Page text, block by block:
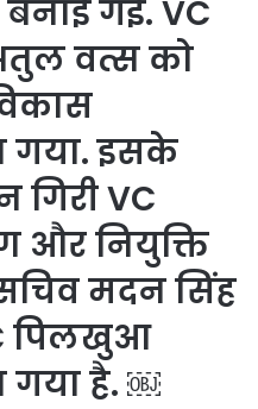
गईं. VC
वत्स को
गया. इसके
गिरी VC
और नियुक्ति
मदन सिंह
पिलखुआ
गया है. ￼